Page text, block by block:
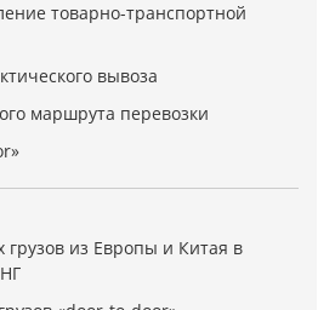
товарно-транспортной
вывоза
маршрута перевозки
грузов из Европы и Китая в